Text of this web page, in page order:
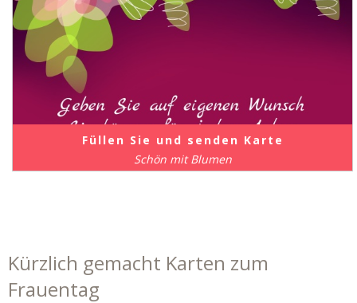
Füllen Sie und senden Karte
Schön mit Blumen
Kürzlich gemacht Karten zum
Frauentag